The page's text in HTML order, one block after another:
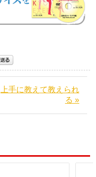
上手に教えて教えられ
る »